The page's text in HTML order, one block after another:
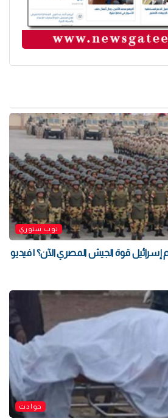
توب ستوري
إسرائيل قوة الجيش المصري الآن؟ | فيديو
حوادث